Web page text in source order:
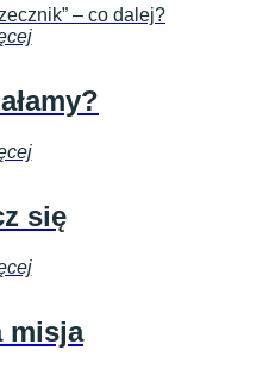
– co dalej?
się
misja